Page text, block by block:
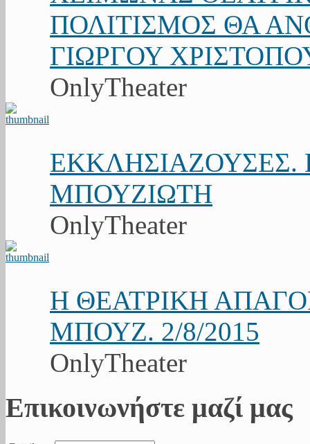
ΠΟΛΙΤΙΣΜΟΣ ΘΑ
ΓΙΩΡΓΟΥ
OnlyTheater
ΕΚΚΛΗΣΙΑΖΟΥΣΕΣ.
ΜΠΟΥΖΙΩΤΗ
OnlyTheater
Η ΘΕΑΤΡΙΚΗ
ΜΠΟΥΖ. 2/8/2015
OnlyTheater
Επικοινωνήστε μαζί μας